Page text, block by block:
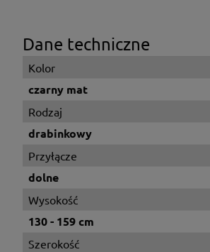
Dane techniczne
Kolor
czarny mat
Rodzaj
drabinkowy
Przyłącze
dolne
Wysokość
130 - 159 cm
Szerokość